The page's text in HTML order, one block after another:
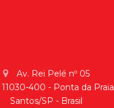
Av. Rei Pelé nº 05
11030-400 - Ponta da Praia
Santos/SP - Brasil